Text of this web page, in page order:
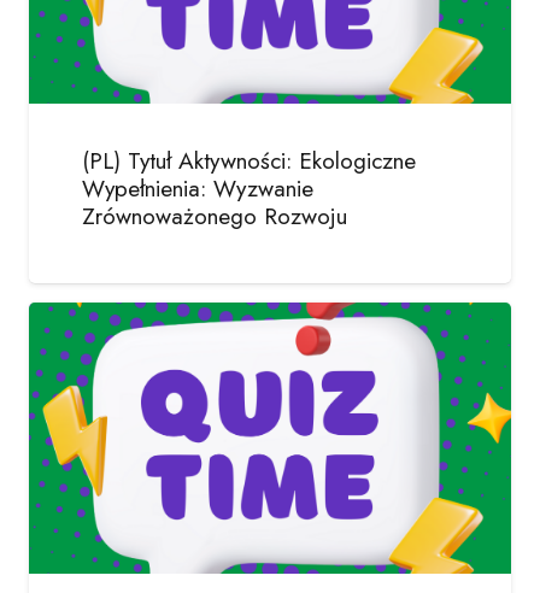
(PL) Tytuł Aktywności: Ekologiczne
Wypełnienia: Wyzwanie
Zrównoważonego Rozwoju